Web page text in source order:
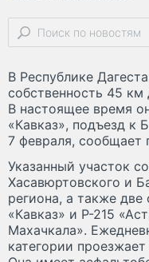
В Республике
собственность 45
В настоящее время
«Кавказ», подъезд к
7 февраля, сообщает
Указанный участок
Хасавюртовского и
региона, а также
«Кавказ» и Р-215
Махачкала».
категории